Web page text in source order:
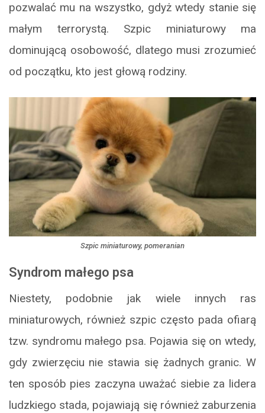
pozwalać mu na wszystko, gdyż wtedy stanie się
małym terrorystą. Szpic miniaturowy ma
dominującą osobowość, dlatego musi zrozumieć
od początku, kto jest głową rodziny.
Szpic miniaturowy, pomeranian
Syndrom małego psa
Niestety, podobnie jak wiele innych ras
miniaturowych, również szpic często pada ofiarą
tzw. syndromu małego psa. Pojawia się on wtedy,
gdy zwierzęciu nie stawia się żadnych granic. W
ten sposób pies zaczyna uważać siebie za lidera
ludzkiego stada, pojawiają się również zaburzenia